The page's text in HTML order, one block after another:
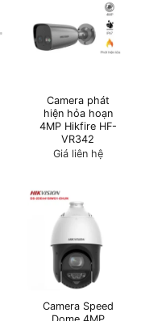
Camera phát
hiện hỏa hoạn
4MP Hikfire HF-
VR342
Giá liên hệ
Camera Speed